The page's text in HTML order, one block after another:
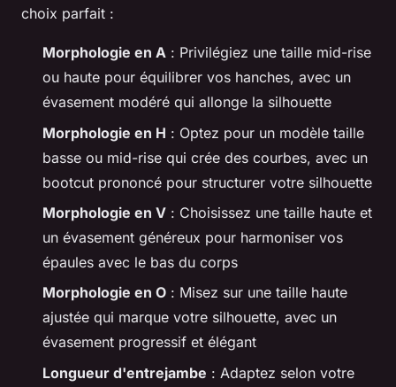
choix parfait :
Morphologie en A : Privilégiez une taille mid-rise
ou haute pour équilibrer vos hanches, avec un
évasement modéré qui allonge la silhouette
Morphologie en H : Optez pour un modèle taille
basse ou mid-rise qui crée des courbes, avec un
bootcut prononcé pour structurer votre silhouette
Morphologie en V : Choisissez une taille haute et
un évasement généreux pour harmoniser vos
épaules avec le bas du corps
Morphologie en O : Misez sur une taille haute
ajustée qui marque votre silhouette, avec un
évasement progressif et élégant
Longueur d'entrejambe : Adaptez selon votre